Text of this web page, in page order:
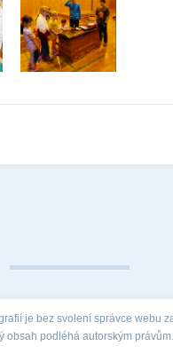
je bez svolení správce webu
obsah podléhá autorským právům.